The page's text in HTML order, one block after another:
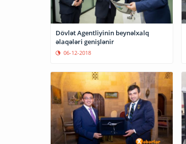
Dövlət Agentliyinin beynəlxalq
əlaqələri genişlənir
06-12-2018